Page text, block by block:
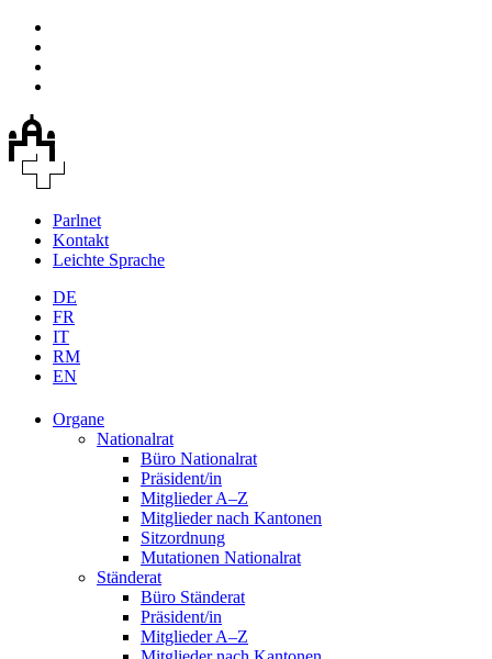
Parlnet
Kontakt
Leichte Sprache
DE
FR
IT
RM
EN
Organe
Nationalrat
Büro Nationalrat
Präsident/in
Mitglieder A–Z
Mitglieder nach Kantonen
Sitzordnung
Mutationen Nationalrat
Ständerat
Büro Ständerat
Präsident/in
Mitglieder A–Z